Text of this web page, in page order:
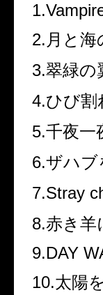
2.月と海
3.翠緑の
4.ひび割
5.千夜一
6.ザハブ
7.Stray
8.赤き羊
9.DAY
10.太陽